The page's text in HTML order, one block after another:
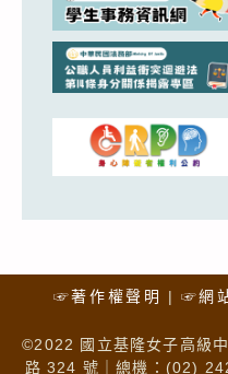
☞著作權聲明 ☞網
©2022 國立基隆女子高級
路 324 號｜總機：(02)